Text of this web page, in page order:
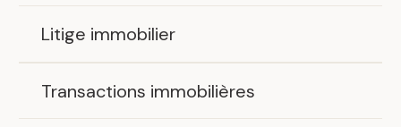
Litige immobilier
Transactions immobilières